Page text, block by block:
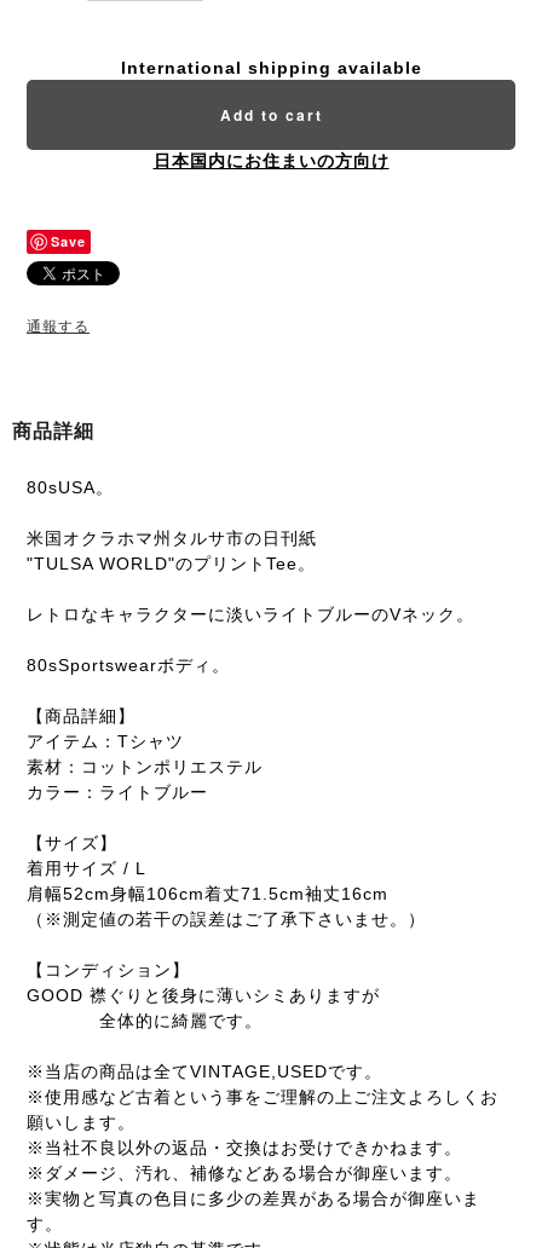
International shipping available
Add to cart
日本国内にお住まいの方向け
Save
通報する
商品詳細
80sUSA。
米国オクラホマ州タルサ市の日刊紙
"TULSA WORLD"のプリントTee。
レトロなキャラクターに淡いライトブルーのVネック。
80sSportswearボディ。
【商品詳細】
アイテム：Tシャツ
素材：コットンポリエステル
カラー：ライトブルー
【サイズ】
着用サイズ / L
肩幅52cm身幅106cm着丈71.5cm袖丈16cm
（※測定値の若干の誤差はご了承下さいませ。）
【コンディション】
GOOD 襟ぐりと後身に薄いシミありますが
全体的に綺麗です。
※当店の商品は全てVINTAGE,USEDです。
※使用感など古着という事をご理解の上ご注文よろしくお
願いします。
※当社不良以外の返品・交換はお受けできかねます。
※ダメージ、汚れ、補修などある場合が御座います。
※実物と写真の色目に多少の差異がある場合が御座いま
す。